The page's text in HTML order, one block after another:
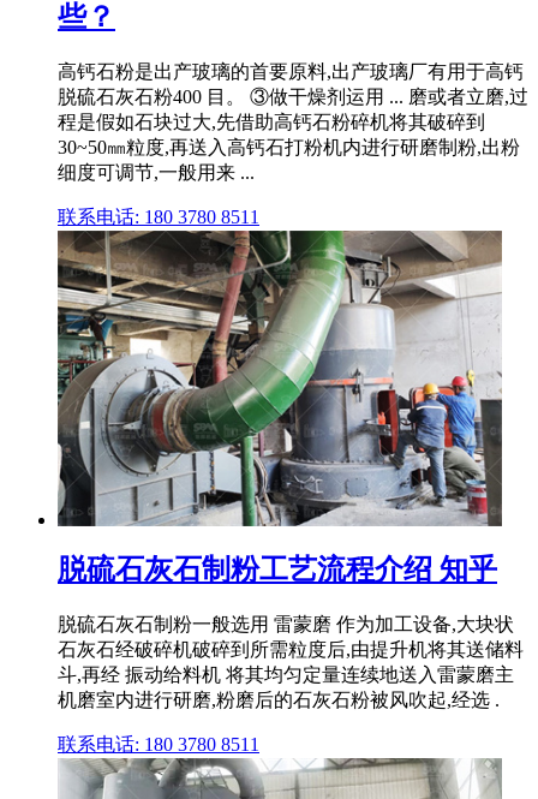
些？
高钙石粉是出产玻璃的首要原料,出产玻璃厂有用于高钙
脱硫石灰石粉400 目。 ③做干燥剂运用 ... 磨或者立磨,过
程是假如石块过大,先借助高钙石粉碎机将其破碎到
30~50㎜粒度,再送入高钙石打粉机内进行研磨制粉,出粉
细度可调节,一般用来 ...
联系电话: 180 3780 8511
脱硫石灰石制粉工艺流程介绍 知乎
脱硫石灰石制粉一般选用 雷蒙磨 作为加工设备,大块状
石灰石经破碎机破碎到所需粒度后,由提升机将其送储料
斗,再经 振动给料机 将其均匀定量连续地送入雷蒙磨主
机磨室内进行研磨,粉磨后的石灰石粉被风吹起,经选 .
联系电话: 180 3780 8511